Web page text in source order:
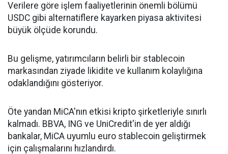
Verilere göre işlem faaliyetlerinin önemli bölümü
USDC gibi alternatiflere kayarken piyasa aktivitesi
büyük ölçüde korundu.
Bu gelişme, yatırımcıların belirli bir stablecoin
markasından ziyade likidite ve kullanım kolaylığına
odaklandığını gösteriyor.
Öte yandan MiCA'nın etkisi kripto şirketleriyle sınırlı
kalmadı. BBVA, ING ve UniCredit'in de yer aldığı
bankalar, MiCA uyumlu euro stablecoin geliştirmek
için çalışmalarını hızlandırdı.